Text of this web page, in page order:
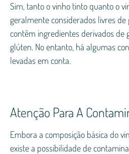
Sim, tanto o vinho tinto quanto o
geralmente considerados livres
contêm ingredientes derivados de
glúten. No entanto, há algumas
levadas em conta.
Atenção Para A
Embora a composição básica do
existe a possibilidade de